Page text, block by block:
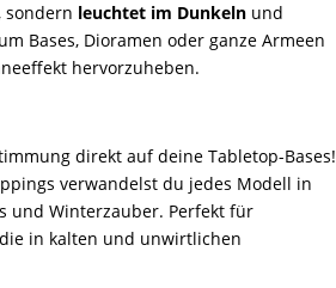
leuchtet im Dunkeln und
Bases, Dioramen oder ganze Armeen
hervorzuheben.
direkt auf deine Tabletop-Bases!
verwandelst du jedes Modell in
und Winterzauber. Perfekt für
in kalten und unwirtlichen